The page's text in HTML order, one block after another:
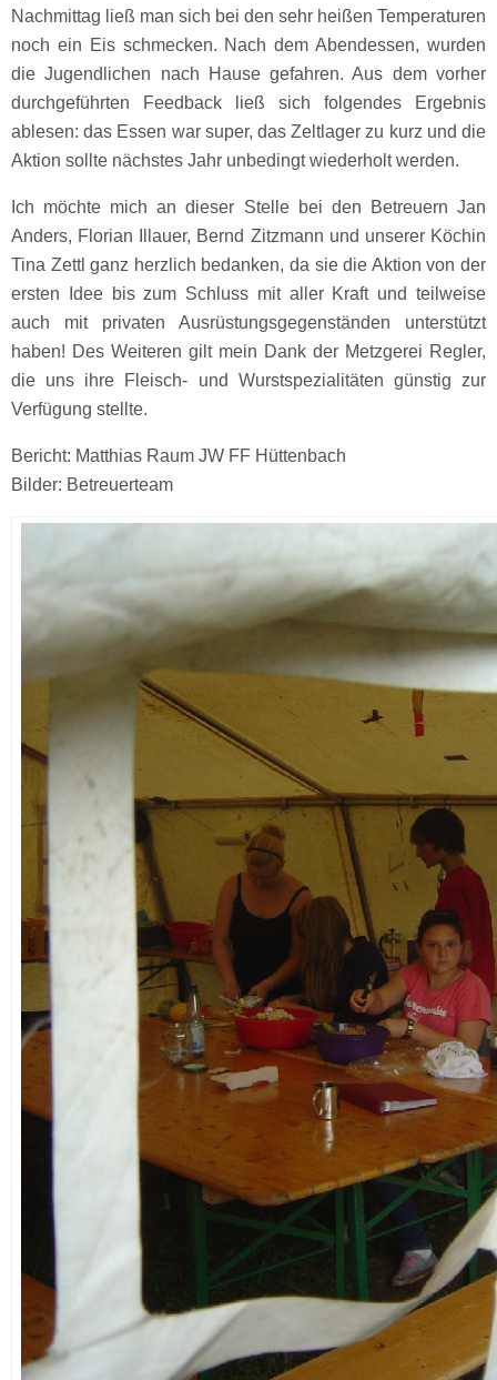
Nachmittag ließ man sich bei den sehr heißen Temperaturen
noch ein Eis schmecken. Nach dem Abendessen, wurden
die Jugendlichen nach Hause gefahren. Aus dem vorher
durchgeführten Feedback ließ sich folgendes Ergebnis
ablesen: das Essen war super, das Zeltlager zu kurz und die
Aktion sollte nächstes Jahr unbedingt wiederholt werden.
Ich möchte mich an dieser Stelle bei den Betreuern Jan
Anders, Florian Illauer, Bernd Zitzmann und unserer Köchin
Tina Zettl ganz herzlich bedanken, da sie die Aktion von der
ersten Idee bis zum Schluss mit aller Kraft und teilweise
auch mit privaten Ausrüstungsgegenständen unterstützt
haben! Des Weiteren gilt mein Dank der Metzgerei Regler,
die uns ihre Fleisch- und Wurstspezialitäten günstig zur
Verfügung stellte.
Bericht: Matthias Raum JW FF Hüttenbach
Bilder: Betreuerteam